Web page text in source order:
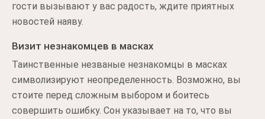
гости вызывают у вас радость, ждите приятных
новостей наяву.
Визит незнакомцев в масках
Таинственные незваные незнакомцы в масках
символизируют неопределенность. Возможно, вы
стоите перед сложным выбором и боитесь
совершить ошибку. Сон указывает на то, что вы